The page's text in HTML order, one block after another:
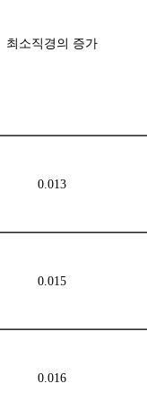
최소직경의 증가
0.013
0.015
0.016